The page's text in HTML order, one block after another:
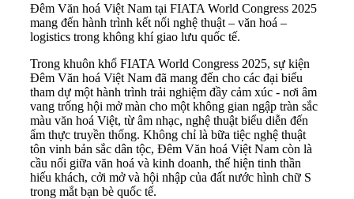
Đêm Văn hoá Việt Nam tại FIATA World Congress 2025
mang đến hành trình kết nối nghệ thuật – văn hoá –
logistics trong không khí giao lưu quốc tế.
Trong khuôn khổ FIATA World Congress 2025, sự kiện
Đêm Văn hoá Việt Nam đã mang đến cho các đại biểu
tham dự một hành trình trải nghiệm đầy cảm xúc - nơi âm
vang trống hội mở màn cho một không gian ngập tràn sắc
màu văn hoá Việt, từ âm nhạc, nghệ thuật biểu diễn đến
ẩm thực truyền thống. Không chỉ là bữa tiệc nghệ thuật
tôn vinh bản sắc dân tộc, Đêm Văn hoá Việt Nam còn là
cầu nối giữa văn hoá và kinh doanh, thể hiện tinh thần
hiếu khách, cởi mở và hội nhập của đất nước hình chữ S
trong mắt bạn bè quốc tế.